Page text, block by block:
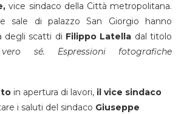
vice sindaco della Città metropolitana.
sale di palazzo San Giorgio hanno
degli scatti di Filippo Latella dal titolo
sé. Espressioni fotografiche
in apertura di lavori, il vice sindaco
i saluti del sindaco Giuseppe